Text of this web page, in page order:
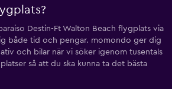
Destin-Ft Walton Beach flygplats via
både tid och pengar. momondo ger dig
och bilar när vi söker igenom tusentals
så att du ska kunna ta det bästa